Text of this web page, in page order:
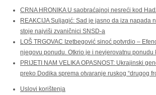
CRNA HRONIKA U saobraćajnoj nesreći kod
REAKCIJA Suljagić: Sad je jasno da iza napada
stoje najviši zvaničnici SNSD-a
LOŠ TRGOVAC Izetbegović sinoć potvrdio –
njegovu ponudu. Otkrio je i nevjerovatnu ponudu
PRIJETI NAM VELIKA OPASNOST: Ukrajinski
preko Dodika sprema otvaranje ruskog “drugog
Uslovi korištenja